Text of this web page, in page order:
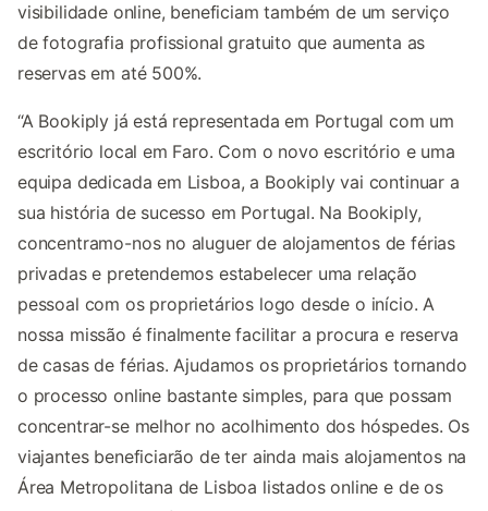
visibilidade online, beneficiam também de um serviço
de fotografia profissional gratuito que aumenta as
reservas em até 500%.
“A Bookiply já está representada em Portugal com um
escritório local em Faro. Com o novo escritório e uma
equipa dedicada em Lisboa, a Bookiply vai continuar a
sua história de sucesso em Portugal. Na Bookiply,
concentramo-nos no aluguer de alojamentos de férias
privadas e pretendemos estabelecer uma relação
pessoal com os proprietários logo desde o início. A
nossa missão é finalmente facilitar a procura e reserva
de casas de férias. Ajudamos os proprietários tornando
o processo online bastante simples, para que possam
concentrar-se melhor no acolhimento dos hóspedes. Os
viajantes beneficiarão de ter ainda mais alojamentos na
Área Metropolitana de Lisboa listados online e de os